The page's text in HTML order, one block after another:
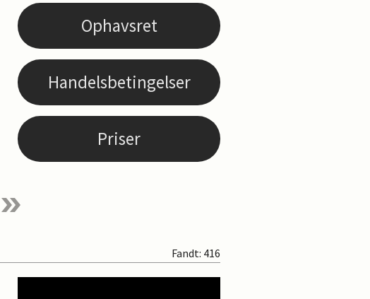
Ophavsret
Handelsbetingelser
Priser
Fandt: 416